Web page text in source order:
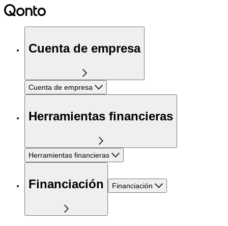
Cuenta de empresa
Cuenta de empresa
Herramientas financieras
Herramientas financieras
Financiación Financiación